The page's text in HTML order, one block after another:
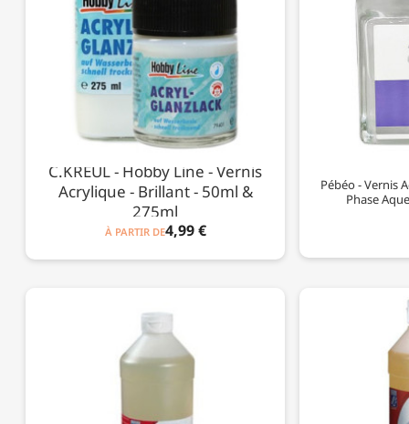
C.KREUL - Hobby Line - Vernis
Acrylique - Brillant - 50ml &
275ml
À PARTIR DE4,99 €
Pébéo - Vernis
Phase